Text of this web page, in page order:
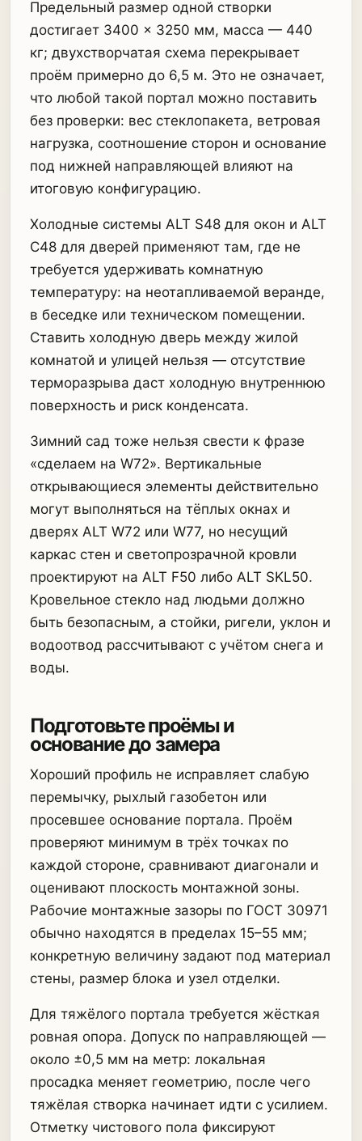
Предельный размер одной створки
достигает 3400 × 3250 мм, масса — 440
кг; двухстворчатая схема перекрывает
проём примерно до 6,5 м. Это не означает,
что любой такой портал можно поставить
без проверки: вес стеклопакета, ветровая
нагрузка, соотношение сторон и основание
под нижней направляющей влияют на
итоговую конфигурацию.
Холодные системы ALT S48 для окон и ALT
C48 для дверей применяют там, где не
требуется удерживать комнатную
температуру: на неотапливаемой веранде,
в беседке или техническом помещении.
Ставить холодную дверь между жилой
комнатой и улицей нельзя — отсутствие
терморазрыва даст холодную внутреннюю
поверхность и риск конденсата.
Зимний сад тоже нельзя свести к фразе
«сделаем на W72». Вертикальные
открывающиеся элементы действительно
могут выполняться на тёплых окнах и
дверях ALT W72 или W77, но несущий
каркас стен и светопрозрачной кровли
проектируют на ALT F50 либо ALT SKL50.
Кровельное стекло над людьми должно
быть безопасным, а стойки, ригели, уклон и
водоотвод рассчитывают с учётом снега и
воды.
Подготовьте проёмы и
основание до замера
Хороший профиль не исправляет слабую
перемычку, рыхлый газобетон или
просевшее основание портала. Проём
проверяют минимум в трёх точках по
каждой стороне, сравнивают диагонали и
оценивают плоскость монтажной зоны.
Рабочие монтажные зазоры по ГОСТ 30971
обычно находятся в пределах 15–55 мм;
конкретную величину задают под материал
стены, размер блока и узел отделки.
Для тяжёлого портала требуется жёсткая
ровная опора. Допуск по направляющей —
около ±0,5 мм на метр: локальная
просадка меняет геометрию, после чего
тяжёлая створка начинает идти с усилием.
Отметку чистового пола фиксируют